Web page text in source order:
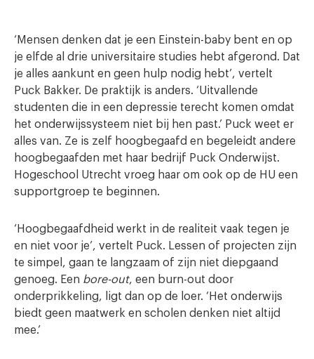
‘Mensen denken dat je een Einstein-baby bent en op
je elfde al drie universitaire studies hebt afgerond. Dat
je alles aankunt en geen hulp nodig hebt’, vertelt
Puck Bakker. De praktijk is anders. ‘Uitvallende
studenten die in een depressie terecht komen omdat
het onderwijssysteem niet bij hen past.’ Puck weet er
alles van. Ze is zelf hoogbegaafd en begeleidt andere
hoogbegaafden met haar bedrijf Puck Onderwijst.
Hogeschool Utrecht vroeg haar om ook op de HU een
supportgroep te beginnen.
‘Hoogbegaafdheid werkt in de realiteit vaak tegen je
en niet voor je’, vertelt Puck. Lessen of projecten zijn
te simpel, gaan te langzaam of zijn niet diepgaand
genoeg. Een bore-out, een burn-out door
onderprikkeling, ligt dan op de loer. ‘Het onderwijs
biedt geen maatwerk en scholen denken niet altijd
mee.’